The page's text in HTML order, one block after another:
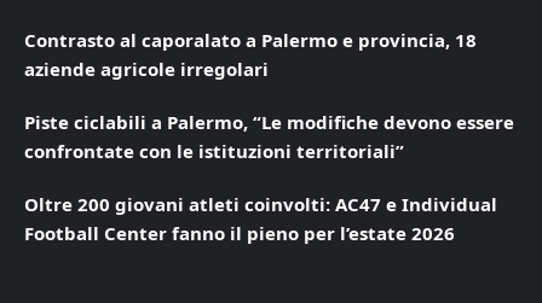
Contrasto al caporalato a Palermo e provincia, 18
aziende agricole irregolari
Piste ciclabili a Palermo, “Le modifiche devono essere
confrontate con le istituzioni territoriali”
Oltre 200 giovani atleti coinvolti: AC47 e Individual
Football Center fanno il pieno per l’estate 2026